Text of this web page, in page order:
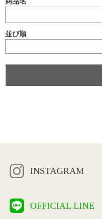
並び順
INSTAGRAM
OFFICIAL LINE